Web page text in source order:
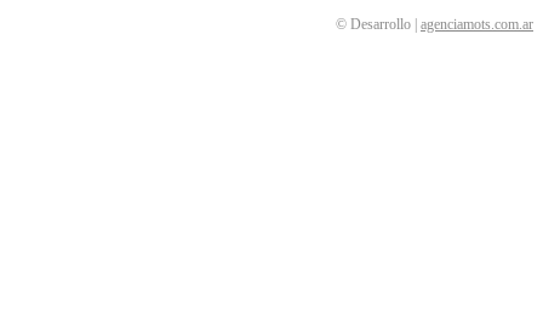
© Desarrollo | agenciamots.com.ar